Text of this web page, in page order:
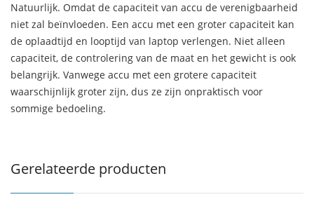
Natuurlijk. Omdat de capaciteit van accu de verenigbaarheid
niet zal beïnvloeden. Een accu met een groter capaciteit kan
de oplaadtijd en looptijd van laptop verlengen. Niet alleen
capaciteit, de controlering van de maat en het gewicht is ook
belangrijk. Vanwege accu met een grotere capaciteit
waarschijnlijk groter zijn, dus ze zijn onpraktisch voor
sommige bedoeling.
Gerelateerde producten